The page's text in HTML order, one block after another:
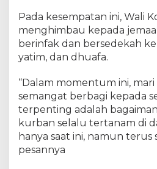
r
b
a
g
A
n
t
a
r
Pada kesempatan ini, Wali
menghimbau kepada
berinfak dan bersedekah
yatim, dan dhuafa.
“Dalam momentum ini,
semangat berbagi kepada
terpenting adalah
kurban selalu tertanam di
hanya saat ini, namun terus
pesannya